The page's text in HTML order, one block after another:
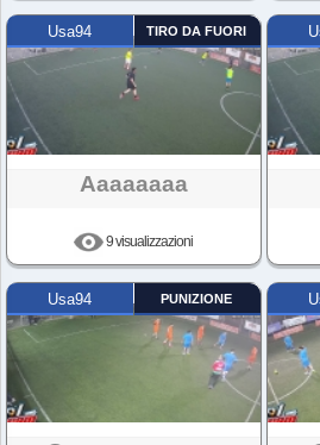
Usa94 TIRO DA FUORI
Aaaaaaaa
9 visualizzazioni
Usa94 PUNIZIONE